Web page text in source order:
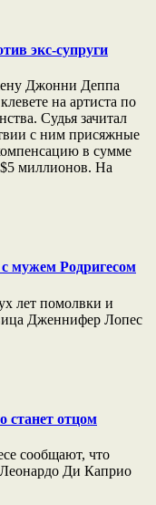
экс-супруги
Джонни Деппа
на артиста по
Судья зачитал
с ним присяжные
в сумме
миллионов. На
мужем Родригесом
лет помолвки и
Дженнифер Лопес
станет отцом
сообщают, что
Ди Каприо